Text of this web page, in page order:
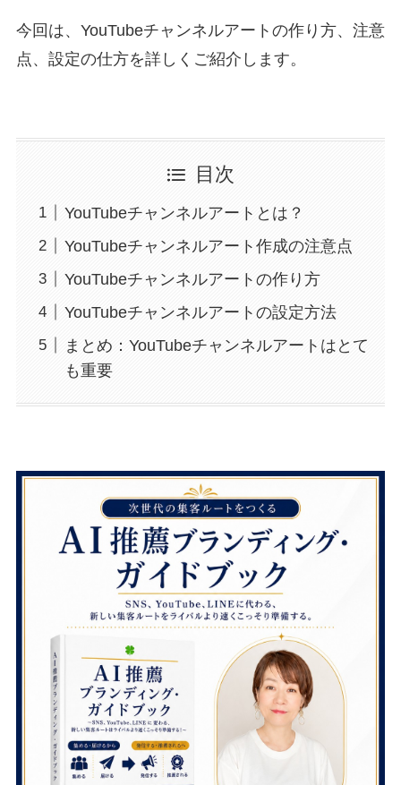
今回は、YouTubeチャンネルアートの作り方、注意
点、設定の仕方を詳しくご紹介します。
目次
YouTubeチャンネルアートとは？
YouTubeチャンネルアート作成の注意点
YouTubeチャンネルアートの作り方
YouTubeチャンネルアートの設定方法
まとめ：YouTubeチャンネルアートはとて
も重要